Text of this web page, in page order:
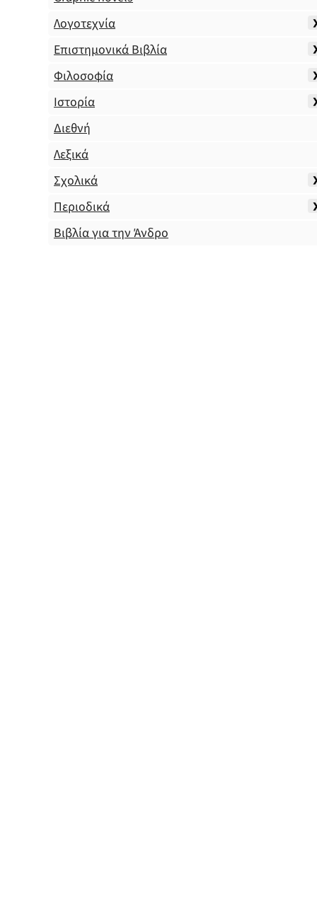
Λογοτεχνία
Επιστημονικά Βιβλία
Φιλοσοφία
Ιστορία
Διεθνή
Λεξικά
Σχολικά
Περιοδικά
Βιβλία για την Άνδρο